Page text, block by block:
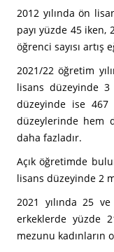
2012 yılında ön
payı yüzde 45 iken,
öğrenci sayısı artış
2021/22 öğretim
lisans düzeyinde
düzeyinde ise 467
düzeylerinde hem
daha fazladır.
Açık öğretimde
lisans düzeyinde 2
2021 yılında 25
erkeklerde yüzde
mezunu kadınların